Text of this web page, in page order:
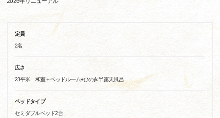
定員
2名
広さ
23平米 和室＋ベッドルーム+ひのき半露天風呂
ベッドタイプ
セミダブルベッド2台